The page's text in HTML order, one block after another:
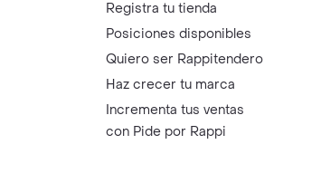
Registra tu tienda
Posiciones disponibles
Quiero ser Rappitendero
Haz crecer tu marca
Incrementa tus ventas
con Pide por Rappi